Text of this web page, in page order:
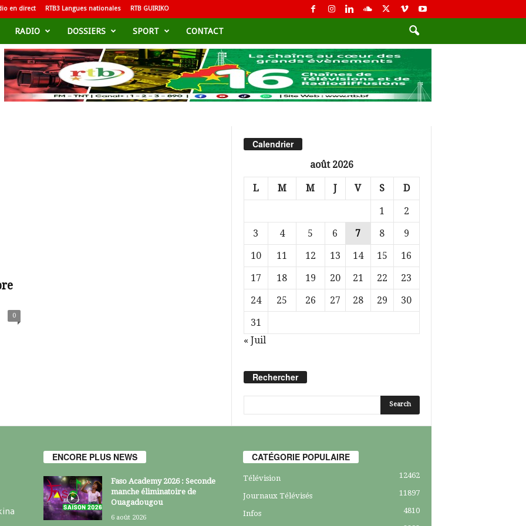
en direct RTB3 Langues nationales RTB GUIRIKO
RADIO DOSSIERS SPORT CONTACT
0
Calendrier
août 2026
L M M J V S D
1
2
3
4 5 6 7 8
9
10
11 12 13 14 15
16
17
18 19 20 21 22
23
24
25 26 27 28 29
30
31
« Juil
Rechercher
ENCORE PLUS NEWS
Faso Academy 2026 : Seconde
manche éliminatoire de
Ouagadougou
6 août 2026
CATÉGORIE POPULAIRE
Télévision 12462
Journaux Télévisés 11897
Infos
4810